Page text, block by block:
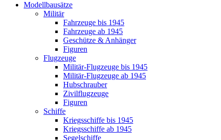
Modellbausätze
Militär
Fahrzeuge bis 1945
Fahrzeuge ab 1945
Geschütze & Anhänger
Figuren
Flugzeuge
Militär-Flugzeuge bis 1945
Militär-Flugzeuge ab 1945
Hubschrauber
Zivilflugzeuge
Figuren
Schiffe
Kriegsschiffe bis 1945
Kriegsschiffe ab 1945
Segelschiffe